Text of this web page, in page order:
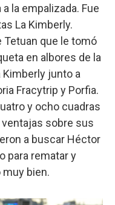
la empalizada. Fue
La Kimberly.
Tetuan que le tomó
en albores de la
junto a
Fracytrip y Porfia.
y ocho cuadras
ventajas sobre sus
a buscar Héctor
para rematar y
muy bien.